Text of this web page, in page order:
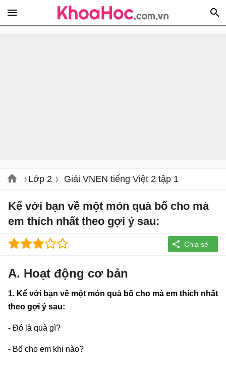
Lớp 2 Giải VNEN tiếng Việt 2 tập 1
Kể với bạn về một món quà bố cho mà
em thích nhất theo gợi ý sau:
A. Hoạt động cơ bản
1. Kể với bạn về một món quà bố cho mà em thích nhất
theo gợi ý sau:
- Đó là quà gì?
- Bố cho em khi nào?